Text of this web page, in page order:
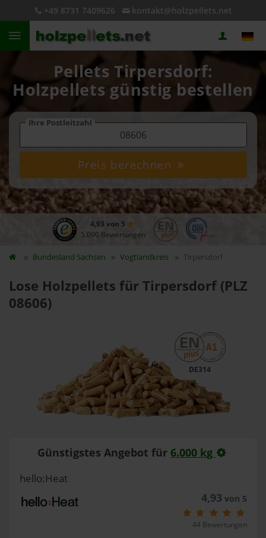
+49 8731 7409626 kontakt@holzpellets.net
Pellets Tirpersdorf:
Holzpellets günstig bestellen
Ihre Postleitzahl
Preis berechnen
4,93 von 5
5.090 Bewertungen
Bundesland Sachsen Vogtlandkreis Tirpersdorf
Lose Holzpellets für Tirpersdorf (PLZ
08606)
DE314
Günstigstes Angebot für 6.000 kg
hello:Heat
4,93 von 5
44 Bewertungen